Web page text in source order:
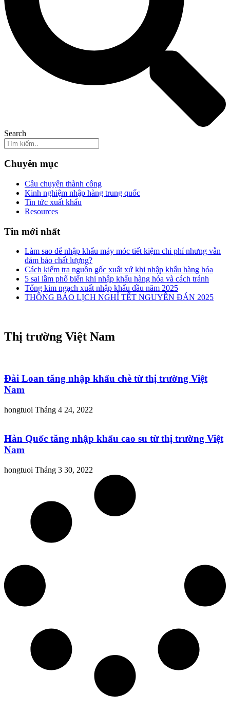
Search
Chuyên mục
Câu chuyện thành công
Kinh nghiệm nhập hàng trung quốc
Tin tức xuất khẩu
Resources
Tin mới nhất
Làm sao để nhập khẩu máy móc tiết kiệm chi phí nhưng vẫn
đảm bảo chất lượng?
Cách kiểm tra nguồn gốc xuất xứ khi nhập khẩu hàng hóa
5 sai lầm phổ biến khi nhập khẩu hàng hóa và cách tránh
Tổng kim ngạch xuất nhập khẩu đầu năm 2025
THÔNG BÁO LỊCH NGHỈ TẾT NGUYÊN ĐÁN 2025
Thị trường Việt Nam
Đài Loan tăng nhập khẩu chè từ thị trường Việt
Nam
hongtuoi Tháng 4 24, 2022
Hàn Quốc tăng nhập khẩu cao su từ thị trường Việt
Nam
hongtuoi Tháng 3 30, 2022